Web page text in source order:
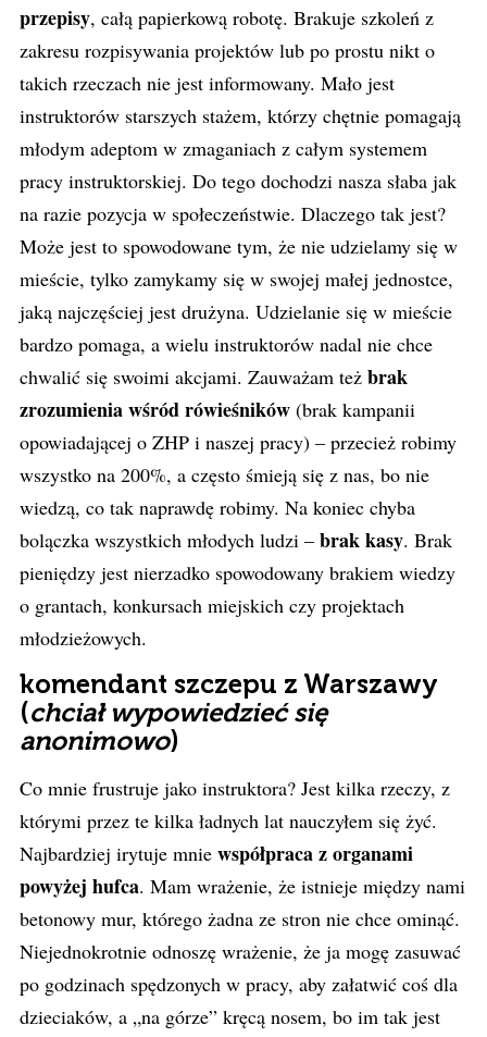
przepisy, całą papierkową robotę. Brakuje szkoleń z
zakresu rozpisywania projektów lub po prostu nikt o
takich rzeczach nie jest informowany. Mało jest
instruktorów starszych stażem, którzy chętnie pomagają
młodym adeptom w zmaganiach z całym systemem
pracy instruktorskiej. Do tego dochodzi nasza słaba jak
na razie pozycja w społeczeństwie. Dlaczego tak jest?
Może jest to spowodowane tym, że nie udzielamy się w
mieście, tylko zamykamy się w swojej małej jednostce,
jaką najczęściej jest drużyna. Udzielanie się w mieście
bardzo pomaga, a wielu instruktorów nadal nie chce
chwalić się swoimi akcjami. Zauważam też brak
zrozumienia wśród rówieśników (brak kampanii
opowiadającej o ZHP i naszej pracy) – przecież robimy
wszystko na 200%, a często śmieją się z nas, bo nie
wiedzą, co tak naprawdę robimy. Na koniec chyba
bolączka wszystkich młodych ludzi – brak kasy. Brak
pieniędzy jest nierzadko spowodowany brakiem wiedzy
o grantach, konkursach miejskich czy projektach
młodzieżowych.
komendant szczepu z Warszawy
(chciał wypowiedzieć się
anonimowo)
Co mnie frustruje jako instruktora? Jest kilka rzeczy, z
którymi przez te kilka ładnych lat nauczyłem się żyć.
Najbardziej irytuje mnie współpraca z organami
powyżej hufca. Mam wrażenie, że istnieje między nami
betonowy mur, którego żadna ze stron nie chce ominąć.
Niejednokrotnie odnoszę wrażenie, że ja mogę zasuwać
po godzinach spędzonych w pracy, aby załatwić coś dla
dzieciaków, a „na górze” kręcą nosem, bo im tak jest